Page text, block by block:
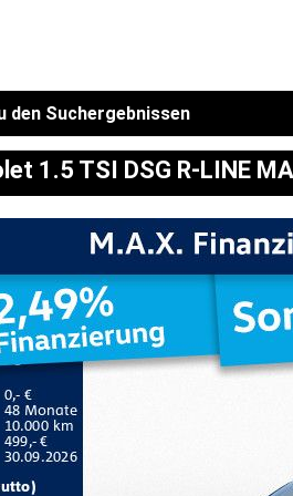
den Suchergebnissen
1.5 TSI DSG R-LINE